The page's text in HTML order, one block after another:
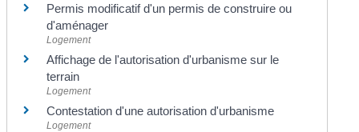
Permis modificatif d'un permis de construire ou
d'aménager
Logement
Affichage de l'autorisation d'urbanisme sur le
terrain
Logement
Contestation d'une autorisation d'urbanisme
Logement